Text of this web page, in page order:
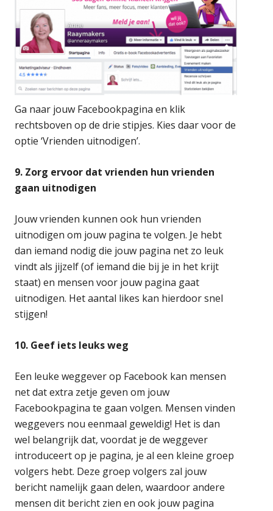
Ga naar jouw Facebookpagina en klik
rechtsboven op de drie stipjes. Kies daar voor de
optie ‘Vrienden uitnodigen’.
9. Zorg ervoor dat vrienden hun vrienden
gaan uitnodigen
Jouw vrienden kunnen ook hun vrienden
uitnodigen om jouw pagina te volgen. Je hebt
dan iemand nodig die jouw pagina net zo leuk
vindt als jijzelf (of iemand die bij je in het krijt
staat) en mensen voor jouw pagina gaat
uitnodigen. Het aantal likes kan hierdoor snel
stijgen!
10. Geef iets leuks weg
Een leuke weggever op Facebook kan mensen
net dat extra zetje geven om jouw
Facebookpagina te gaan volgen. Mensen vinden
weggevers nou eenmaal geweldig! Het is dan
wel belangrijk dat, voordat je de weggever
introduceert op je pagina, je al een kleine groep
volgers hebt. Deze groep volgers zal jouw
bericht namelijk gaan delen, waardoor andere
mensen dit bericht zien en ook jouw pagina